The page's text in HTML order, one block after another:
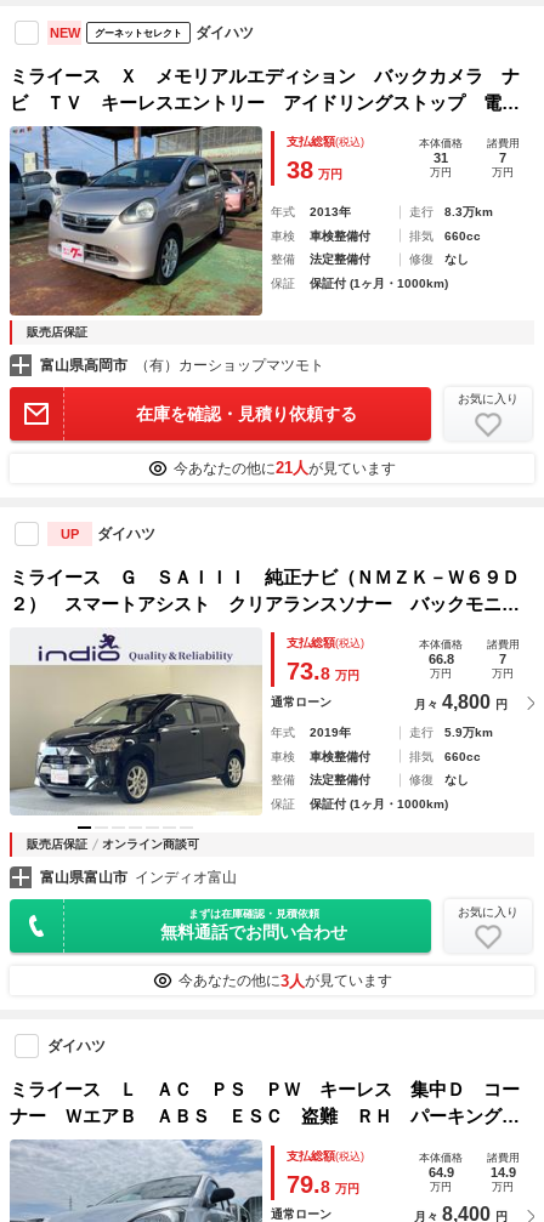
NEW グーネットセレクト ダイハツ
ミライース Ｘ メモリアルエディション バックカメラ ナ
ビ ＴＶ キーレスエントリー アイドリングストップ 電動
格納ミラー ＣＶＴ 盗難防止システム ＡＢＳ ＣＤ ＤＶ
Ｄ再生 ミュージックプレイヤー接続可 アルミホイール 衝
突安全ボディ
支払総額(税込)
38 万円
本体価格
31
万円
諸費用
7
万円
年式 2013年 走行
8.3万km
車検
車検整備付 排気
660cc
整備
法定整備付 修復
なし
保証
保証付 (1ヶ月・1000km)
販売店保証
富山県高岡市 （有）カーショップマツモト
在庫を確認・見積り依頼する
お気に入り
今あなたの他に21人が見ています
UP ダイハツ
ミライース Ｇ ＳＡＩＩＩ 純正ナビ（ＮＭＺＫ－Ｗ６９Ｄ
２） スマートアシスト クリアランスソナー バックモニタ
ー 前席シートヒーター スマートキー スペアキー ＬＥＤ
ヘッドライト ワンオーナー 禁煙車 純正アルミホイール
支払総額(税込)
73.8 万円
本体価格
66.8
万円
諸費用
7
万円
通常ローン 月々 4,800 円
年式 2019年 走行
5.9万km
車検
車検整備付 排気
660cc
整備
法定整備付 修復
なし
保証
保証付 (1ヶ月・1000km)
販売店保証 オンライン商談可
富山県富山市 インディオ富山
まずは在庫確認・見積依頼
無料通話でお問い合わせ
お気に入り
今あなたの他に3人が見ています
ダイハツ
ミライース Ｌ ＡＣ ＰＳ ＰＷ キーレス 集中Ｄ コー
ナー ＷエアＢ ＡＢＳ ＥＳＣ 盗難 ＲＨ パーキングサ
ポート アイドリングストップ
支払総額(税込)
79.8 万円
本体価格
64.9
万円
諸費用
14.9
万円
通常ローン 月々 8,400 円